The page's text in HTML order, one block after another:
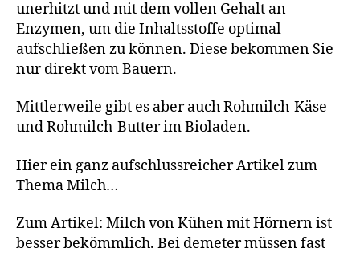
unerhitzt und mit dem vollen Gehalt an
Enzymen, um die Inhaltsstoffe optimal
aufschließen zu können. Diese bekommen Sie
nur direkt vom Bauern.
Mittlerweile gibt es aber auch Rohmilch-Käse
und Rohmilch-Butter im Bioladen.
Hier ein ganz aufschlussreicher Artikel zum
Thema Milch…
Zum Artikel: Milch von Kühen mit Hörnern ist
besser bekömmlich. Bei demeter müssen fast